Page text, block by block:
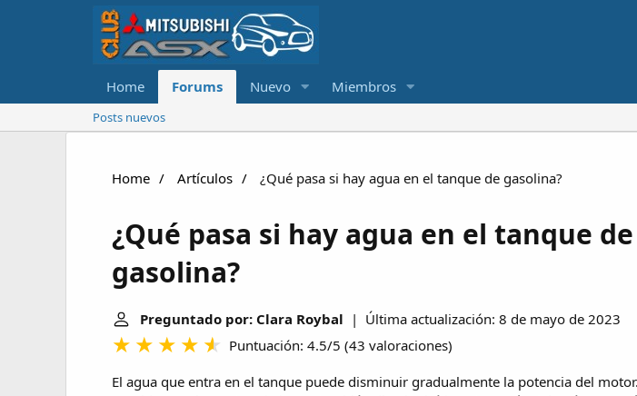
Home Forums Nuevo Miembros
Posts nuevos
Home Artículos ¿Qué pasa si hay agua en el tanque de gasolina?
¿Qué pasa si hay agua en el tanque de
gasolina?
Preguntado por: Clara Roybal | Última actualización: 8 de mayo de 2023
Puntuación: 4.5/5 (43 valoraciones)
El agua que entra en el tanque puede disminuir gradualmente la potencia del